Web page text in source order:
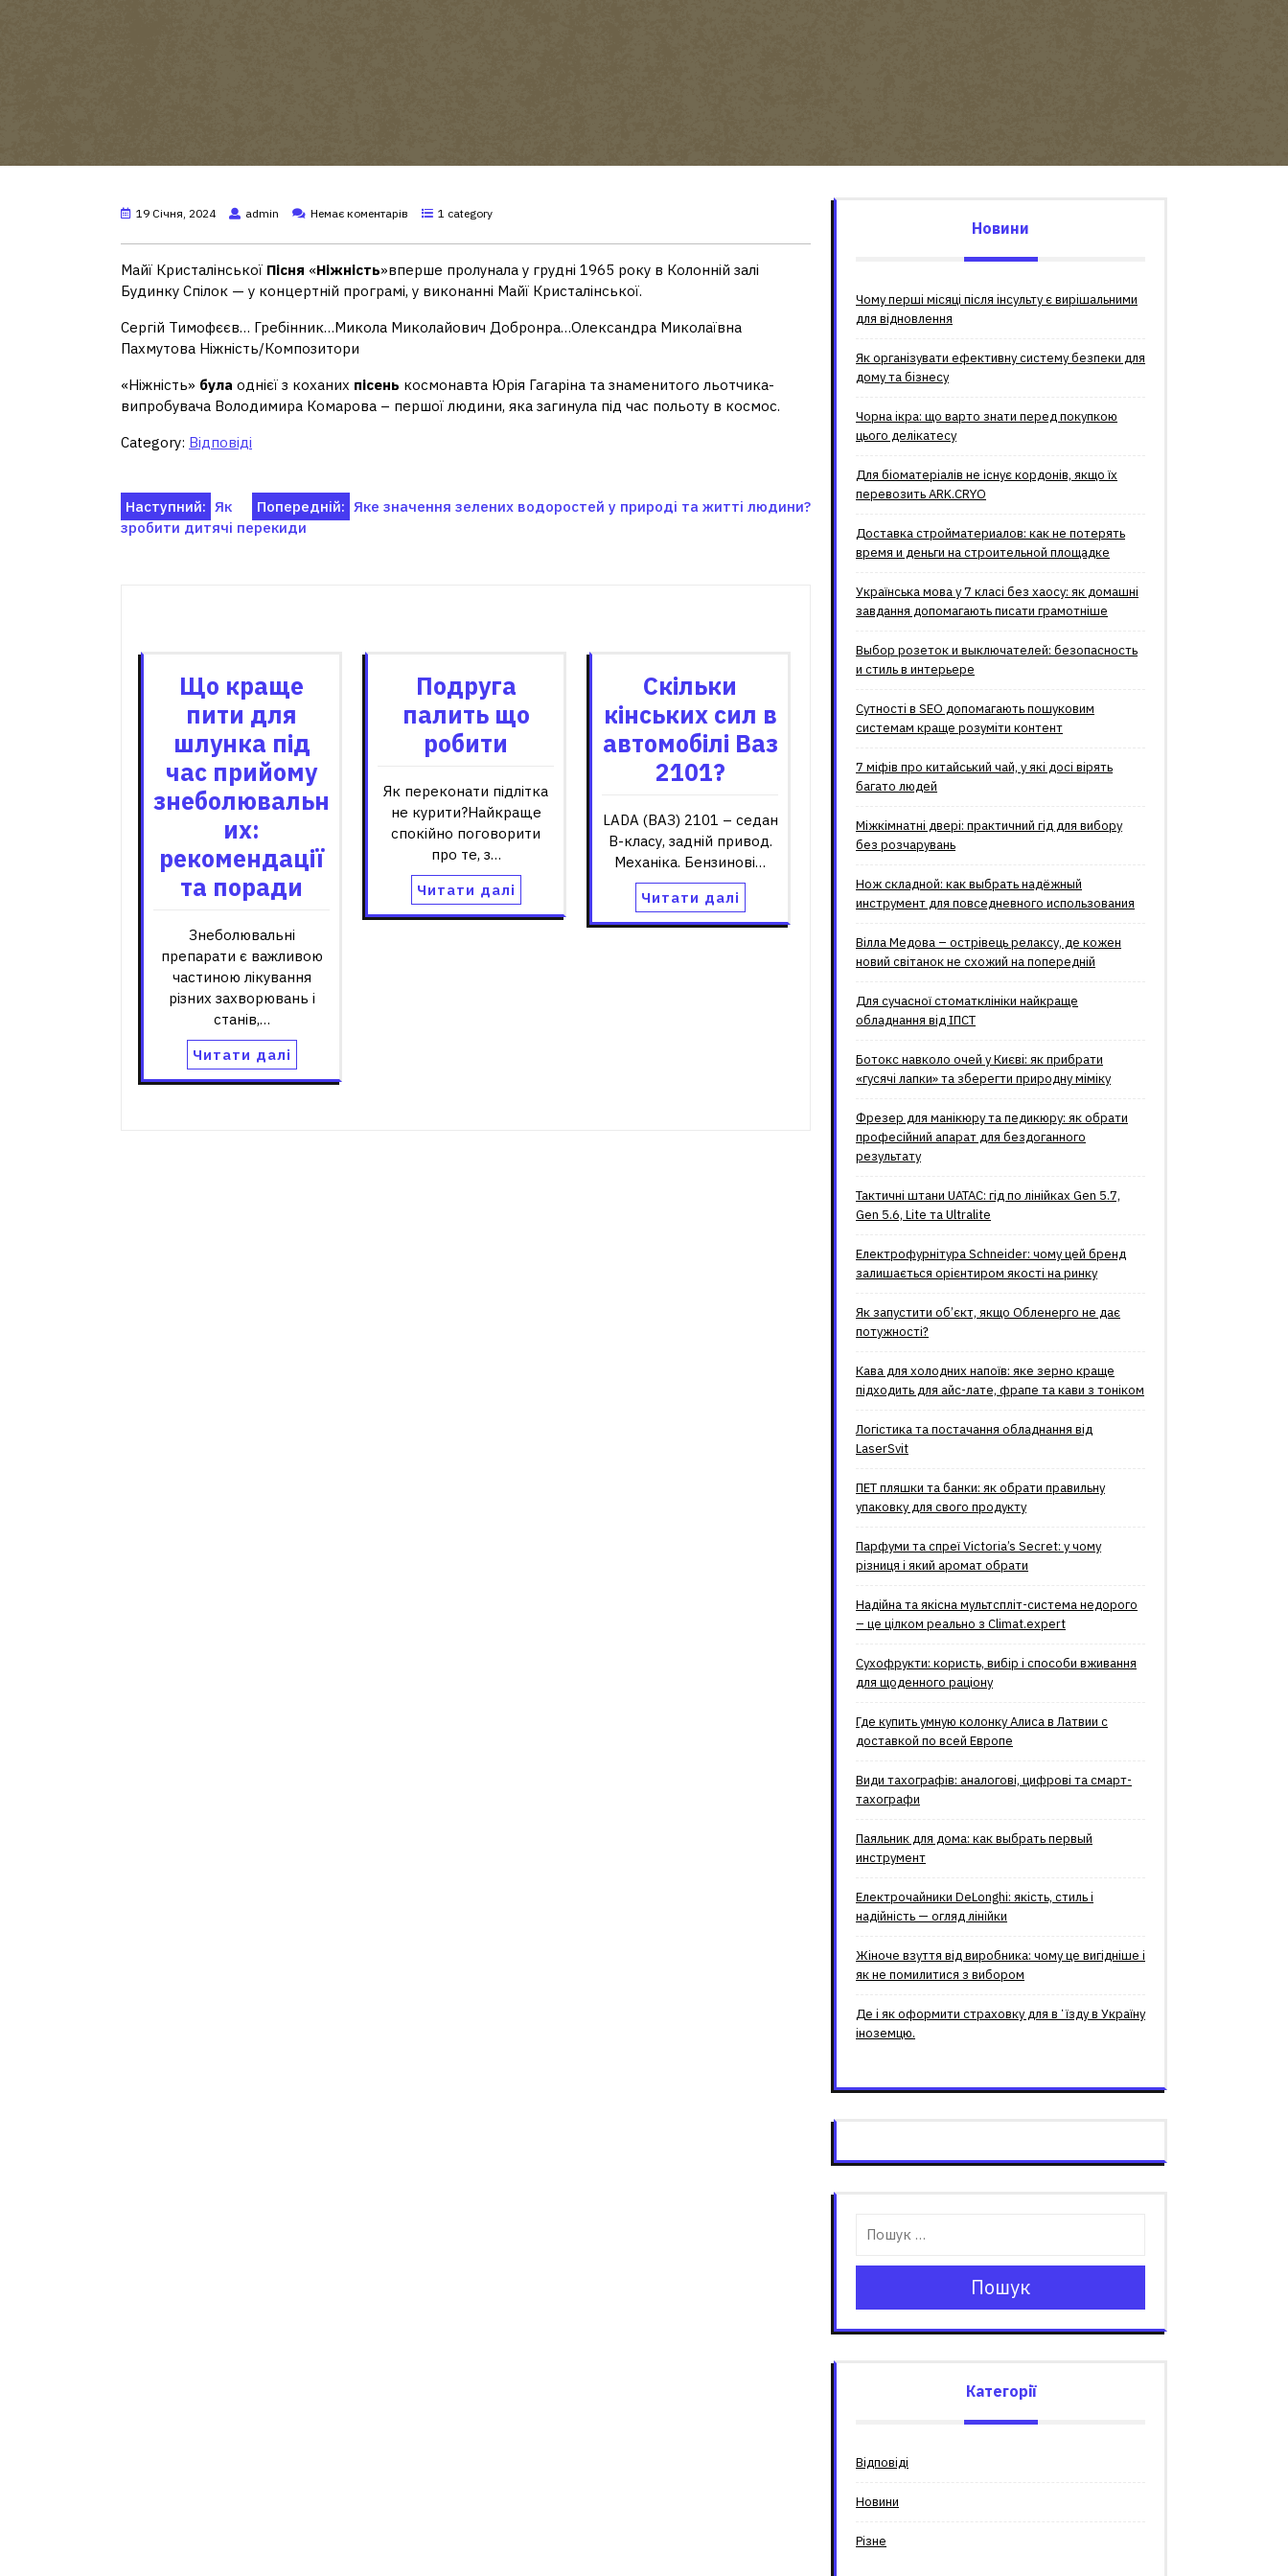
19 Січня, 2024 admin Немає коментарів 1 category
Майї Кристалінської Пісня «Ніжність»вперше пролунала у грудні 1965 року в Колонній залі
Будинку Спілок — у концертній програмі, у виконанні Майї Кристалінської.
Сергій Тимофєєв… Гребінник…Микола Миколайович Добронра…Олександра Миколаївна
Пахмутова Ніжність/Композитори
«Ніжність» була однієї з коханих пісень космонавта Юрія Гагаріна та знаменитого льотчика-
випробувача Володимира Комарова – першої людини, яка загинула під час польоту в космос.
Category: Відповіді
НавігаціяПопередній: Яке значення зелених водоростей у природі та житті людини?
Наступний: Як
зробити дитячі перекиди
Що краще
пити для
шлунка під
час прийому
знеболювальн
их:
рекомендації
та поради
Знеболювальні
препарати є важливою
частиною лікування
різних захворювань і
станів,…
Читати далі
Подруга
палить що
робити
Як переконати підлітка
не курити?Найкраще
спокійно поговорити
про те, з…
Читати далі
Скільки
кінських сил в
автомобілі Ваз
2101?
LADA (ВАЗ) 2101 – седан
B-класу, задній привод.
Механіка. Бензинові…
Читати далі
Новини
Чому перші місяці після інсульту є вирішальними
для відновлення
Як організувати ефективну систему безпеки для
дому та бізнесу
Чорна ікра: що варто знати перед покупкою
цього делікатесу
Для біоматеріалів не існує кордонів, якщо їх
перевозить ARK.CRYO
Доставка стройматериалов: как не потерять
время и деньги на строительной площадке
Українська мова у 7 класі без хаосу: як домашні
завдання допомагають писати грамотніше
Выбор розеток и выключателей: безопасность
и стиль в интерьере
Сутності в SEO допомагають пошуковим
системам краще розуміти контент
7 міфів про китайський чай, у які досі вірять
багато людей
Міжкімнатні двері: практичний гід для вибору
без розчарувань
Нож складной: как выбрать надёжный
инструмент для повседневного использования
Вілла Медова – острівець релаксу, де кожен
новий світанок не схожий на попередній
Для сучасної стоматклініки найкраще
обладнання від ІПСТ
Ботокс навколо очей у Києві: як прибрати
«гусячі лапки» та зберегти природну міміку
Фрезер для манікюру та педикюру: як обрати
професійний апарат для бездоганного
результату
Тактичні штани UATAC: гід по лінійках Gen 5.7,
Gen 5.6, Lite та Ultralite
Електрофурнітура Schneider: чому цей бренд
залишається орієнтиром якості на ринку
Як запустити об’єкт, якщо Обленерго не дає
потужності?
Кава для холодних напоїв: яке зерно краще
підходить для айс-лате, фрапе та кави з тоніком
Логістика та постачання обладнання від
LaserSvit
ПЕТ пляшки та банки: як обрати правильну
упаковку для свого продукту
Парфуми та спреї Victoria’s Secret: у чому
різниця і який аромат обрати
Надійна та якісна мультспліт-система недорого
– це цілком реально з Climat.еxpert
Сухофрукти: користь, вибір і способи вживання
для щоденного раціону
Где купить умную колонку Алиса в Латвии с
доставкой по всей Европе
Види тахографів: аналогові, цифрові та смарт-
тахографи
Паяльник для дома: как выбрать первый
инструмент
Електрочайники DeLonghi: якість, стиль і
надійність — огляд лінійки
Жіноче взуття від виробника: чому це вигідніше і
як не помилитися з вибором
Де і як оформити страховку для вʼїзду в Україну
іноземцю.
Пошук
Категорії
Відповіді
Новини
Різне